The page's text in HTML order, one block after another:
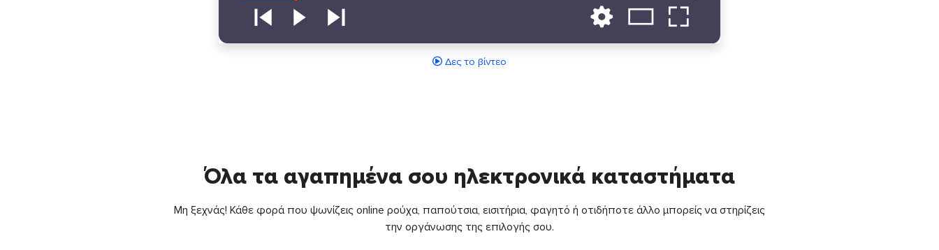
Δες το βίντεο
Όλα τα αγαπημένα σου ηλεκτρονικά καταστήματα
Μη ξεχνάς! Κάθε φορά που ψωνίζεις online ρούχα, παπούτσια, εισιτήρια, φαγητό ή οτιδήποτε άλλο μπορείς να στηρίζεις
την οργάνωσης της επιλογής σου.